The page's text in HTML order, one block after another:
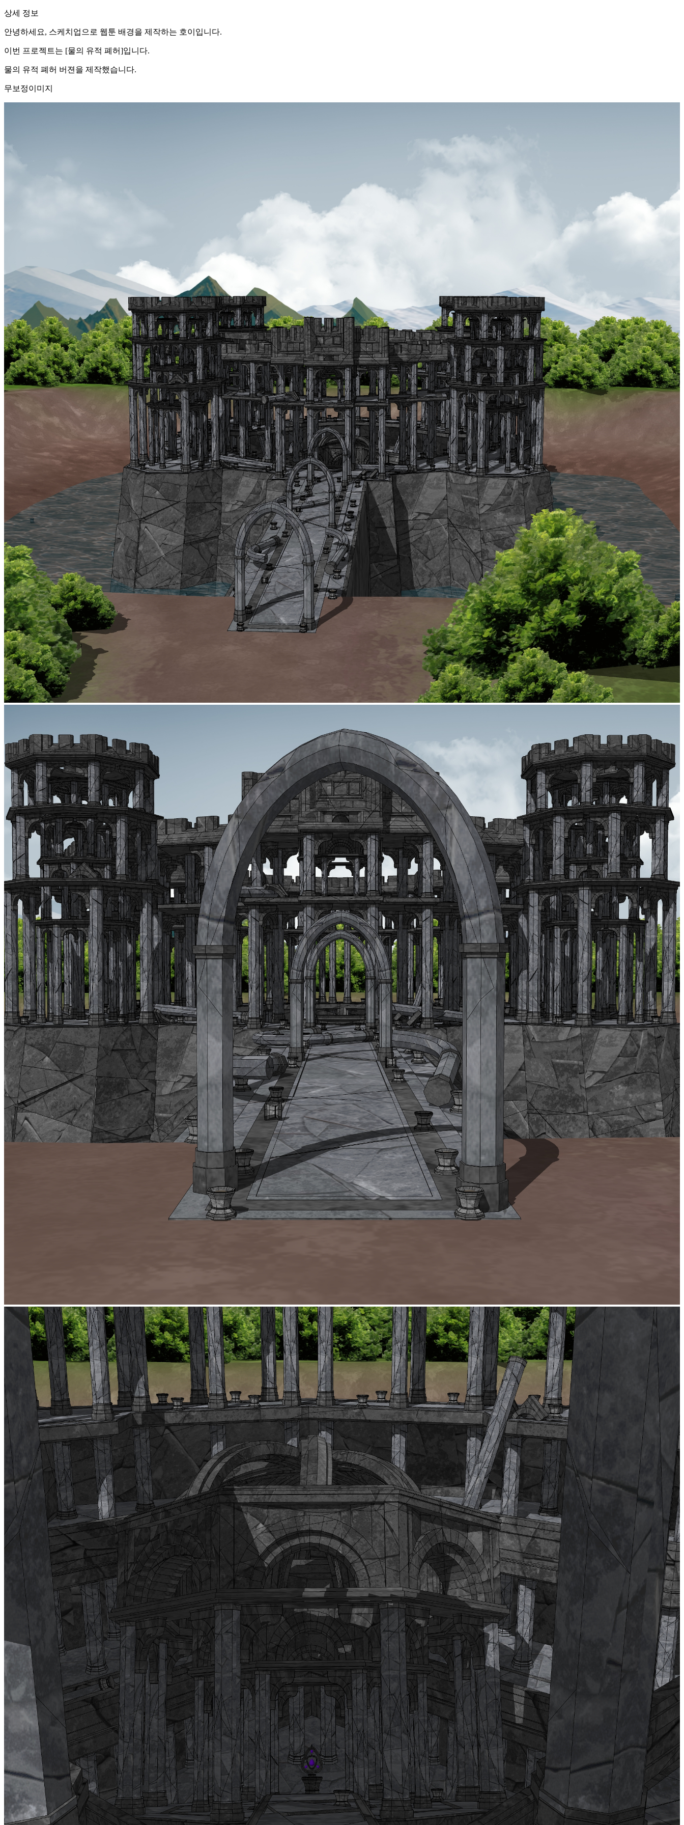
상세 정보
안녕하세요, 스케치업으로 웹툰 배경을 제작하는 호이입니다.
이번 프로젝트는 [물의 유적 폐허]입니다.
물의 유적 폐허 버젼을 제작했습니다.
무보정이미지